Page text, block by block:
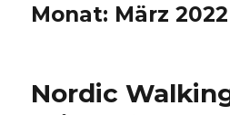
Monat: März 2022
Nordic